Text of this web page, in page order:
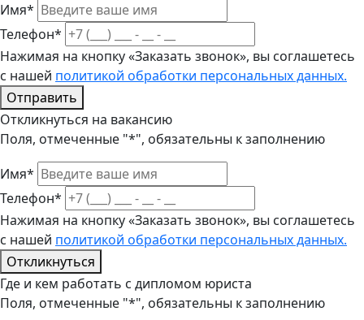
Имя*
Телефон*
Нажимая на кнопку «Заказать звонок», вы соглашетесь
с нашей политикой обработки персональных данных.
Отправить
Откликнуться на вакансию
Поля, отмеченные "*", обязательны к заполнению
Имя*
Телефон*
Нажимая на кнопку «Заказать звонок», вы соглашетесь
с нашей политикой обработки персональных данных.
Откликнуться
Где и кем работать с дипломом юриста
Поля, отмеченные "*", обязательны к заполнению